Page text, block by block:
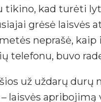
tikino, kad turėti
grėsė laisvės
neprašė,
telefonu, buvo
už uždarų
laisvės